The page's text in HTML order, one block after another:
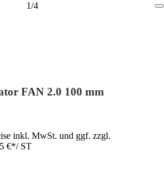
1/4
FAN 2.0 100 mm
inkl. MwSt. und ggf. zzgl.
€*/ ST